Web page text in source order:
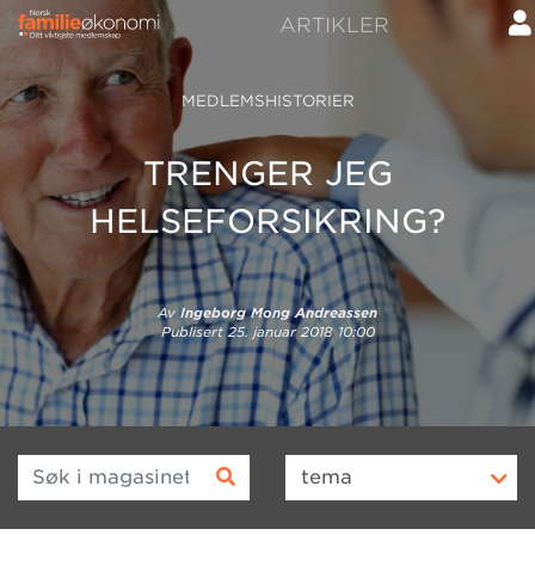
ARTIKLER
MEDLEMSHISTORIER
TRENGER JEG
HELSEFORSIKRING?
Av Ingeborg Mong Andreassen
Publisert25. januar 2018 10:00
Søk i magasinet tema